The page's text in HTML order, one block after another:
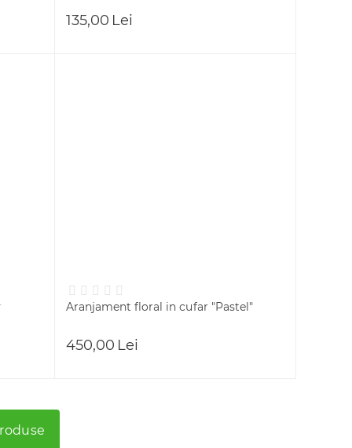
135,00 Lei
Aranjament floral in cufar "Pastel"
450,00 Lei